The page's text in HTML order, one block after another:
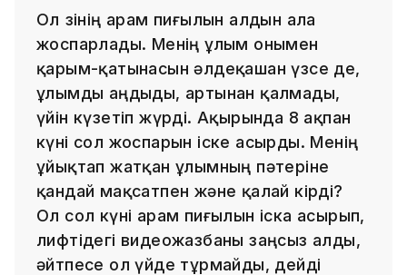
Ол өзінің арам пиғылын алдын ала
жоспарлады. Менің ұлым онымен
қарым-қатынасын әлдеқашан үзсе де,
ұлымды аңдыды, артынан қалмады,
үйін күзетіп жүрді. Ақырында 8 ақпан
күні сол жоспарын іске асырды. Менің
ұйықтап жатқан ұлымның пәтеріне
қандай мақсатпен және қалай кірді?
Ол сол күні арам пиғылын іска асырып,
лифтідегі видеожазбаны заңсыз алды,
әйтпесе ол үйде тұрмайды, дейді